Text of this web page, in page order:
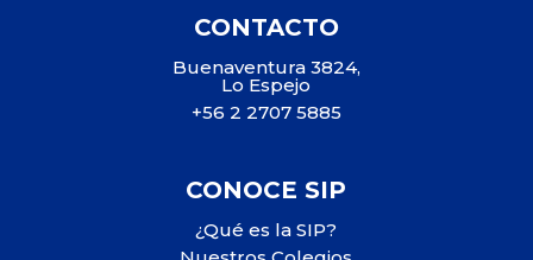
CONTACTO
Buenaventura 3824,
Lo Espejo
+56 2 2707 5885
CONOCE SIP
¿Qué es la SIP?